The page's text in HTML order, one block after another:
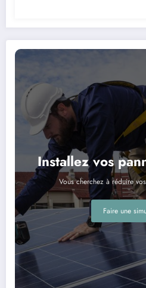
Installez vos
Vous cherchez à réduire
Faire une